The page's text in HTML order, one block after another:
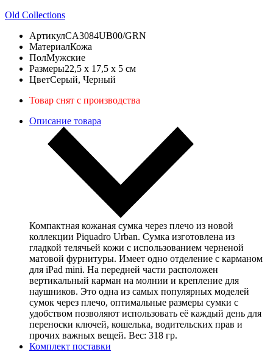
Old Collections
АртикулCA3084UB00/GRN
МатериалКожа
ПолМужские
Размеры22,5 x 17,5 x 5 см
ЦветСерый, Черный
Товар снят с производства
Описание товара
Компактная кожаная сумка через плечо из новой
коллекции Piquadro Urban. Сумка изготовлена из
гладкой телячьей кожи с использованием черненой
матовой фурнитуры. Имеет одно отделение с карманом
для iPad mini. На передней части расположен
вертикальный карман на молнии и крепление для
наушников. Это одна из самых популярных моделей
сумок через плечо, оптимальные размеры сумки с
удобством позволяют использовать её каждый день для
переноски ключей, кошелька, водительских прав и
прочих важных вещей. Вес: 318 гр.
Комплект поставки